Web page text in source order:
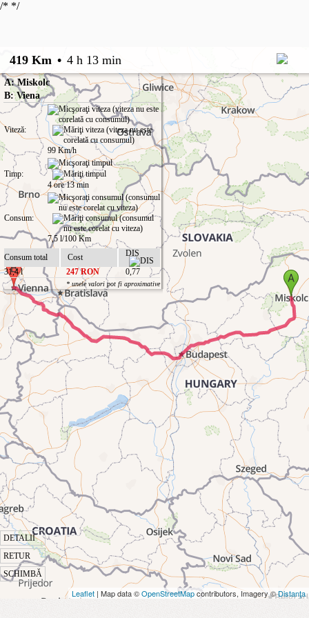
/* */
419 Km • 4 h 13 min
DETALII
RETUR
SCHIMBĂ
A: Miskolc
B: Viena
Viteză:
99 Km/h
Timp:
4 ore 13 min
Consum:
7,5 l/100 Km
Consum total
Cost
DIS
31,4 l
247 RON 0,77
* unele valori pot fi aproximative